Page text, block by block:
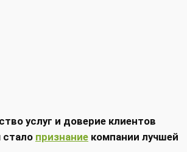
услуг и доверие клиентов
стало признание компании лучшей